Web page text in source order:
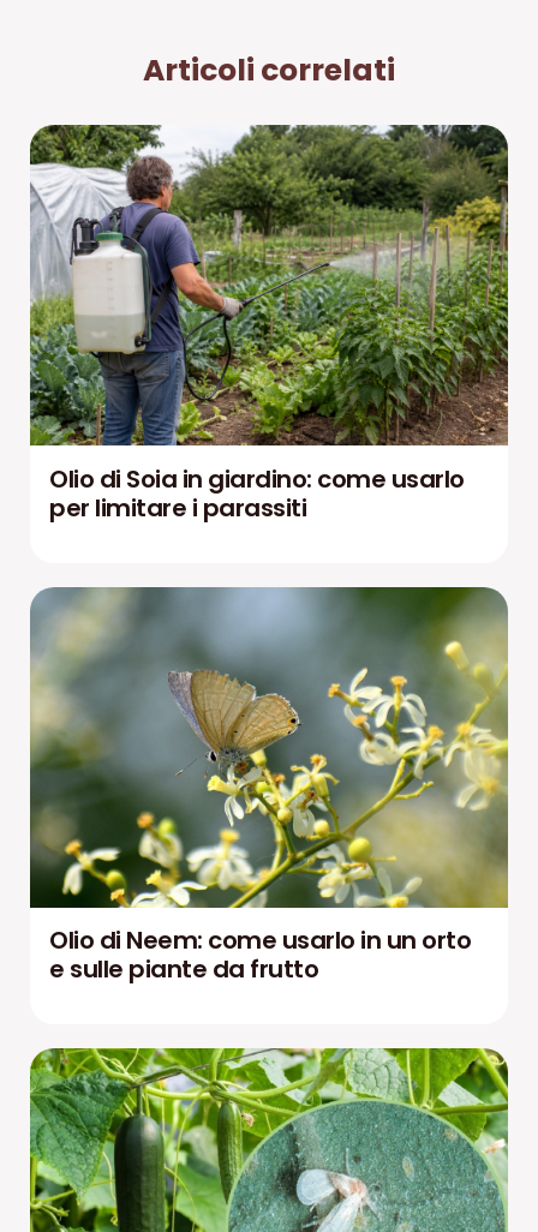
Articoli correlati
Olio di Soia in giardino: come usarlo
per limitare i parassiti
Olio di Neem: come usarlo in un orto
e sulle piante da frutto